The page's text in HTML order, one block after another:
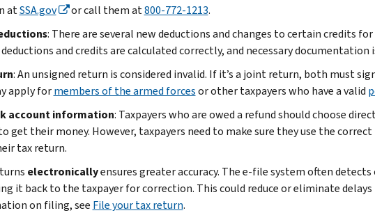
atSSA.gov or call them at800-772-1213.
: There are several new deductions and changes to certain credits for
deductions and credits are calculated correctly, and necessary documentation
: An unsigned return is considered invalid. If it’s a joint return, both must
apply formembers of the armed forcesor other taxpayers who have a valid
account information: Taxpayers who are owed a refund should choose
get their money. However, taxpayers need to make sure they use the
tax return.
electronicallyensures greater accuracy. The e-file system often
it back to the taxpayer for correction. This could reduce or eliminate
on filing, see File your tax return.